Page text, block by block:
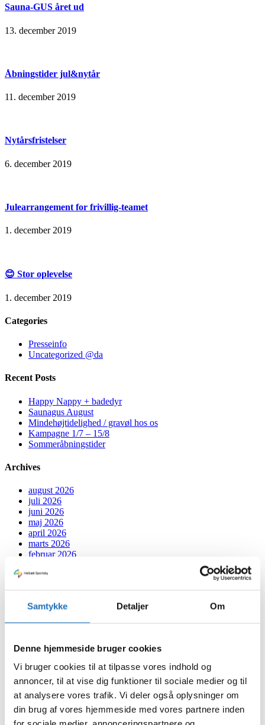
Samtykke Detaljer Om
Denne hjemmeside bruger cookies
Vi bruger cookies til at tilpasse vores indhold og
annoncer, til at vise dig funktioner til sociale medier og til
at analysere vores trafik. Vi deler også oplysninger om
din brug af vores hjemmeside med vores partnere inden
Sauna-GUS året ud
13. december 2019
Åbningstider jul&nytår
11. december 2019
Nytårsfristelser
6. december 2019
Julearrangement for frivillig-teamet
1. december 2019
😊 Stor oplevelse
1. december 2019
Categories
Presseinfo
Uncategorized @da
Recent Posts
Happy Nappy + badedyr
Saunagus August
Mindehøjtidelighed / gravøl hos os
Kampagne 1/7 – 15/8
Sommeråbningstider
Archives
august 2026
juli 2026
juni 2026
maj 2026
april 2026
marts 2026
februar 2026
december 2025
august 2025
marts 2025
januar 2025
december 2024
november 2024
oktober 2024
september 2024